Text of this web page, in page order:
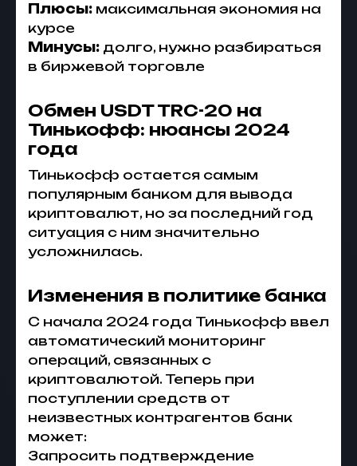
Плюсы: максимальная экономия на
курсе
Минусы: долго, нужно разбираться
в биржевой торговле
Обмен USDT TRC-20 на
Тинькофф: нюансы 2024
года
Тинькофф остается самым
популярным банком для вывода
криптовалют, но за последний год
ситуация с ним значительно
усложнилась.
Изменения в политике банка
С начала 2024 года Тинькофф ввел
автоматический мониторинг
операций, связанных с
криптовалютой. Теперь при
поступлении средств от
неизвестных контрагентов банк
может:
Запросить подтверждение